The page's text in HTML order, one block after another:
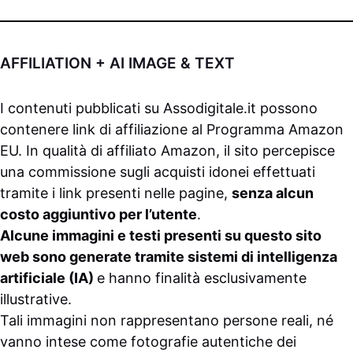
AFFILIATION + AI IMAGE & TEXT
I contenuti pubblicati su Assodigitale.it possono
contenere link di affiliazione al Programma Amazon
EU. In qualità di affiliato Amazon, il sito percepisce
una commissione sugli acquisti idonei effettuati
tramite i link presenti nelle pagine, senza alcun
costo aggiuntivo per l’utente.
Alcune immagini e testi presenti su questo sito
web sono generate tramite sistemi di intelligenza
artificiale (IA) e hanno finalità esclusivamente
illustrative.
Tali immagini non rappresentano persone reali, né
vanno intese come fotografie autentiche dei